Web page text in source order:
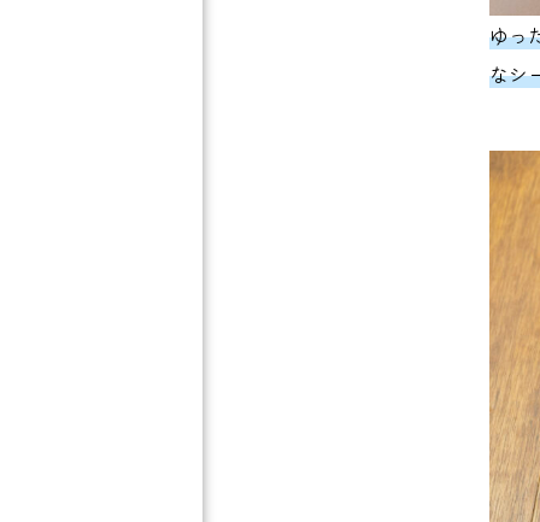
ゆっ
なシ